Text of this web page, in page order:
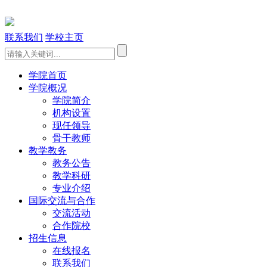
联系我们 学校主页
学院首页
学院概况
学院简介
机构设置
现任领导
骨干教师
教学教务
教务公告
教学科研
专业介绍
国际交流与合作
交流活动
合作院校
招生信息
在线报名
联系我们